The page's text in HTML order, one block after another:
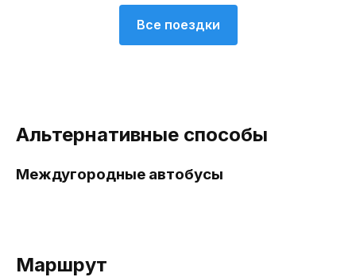
Все поездки
Альтернативные способы
Междугородные автобусы
Маршрут